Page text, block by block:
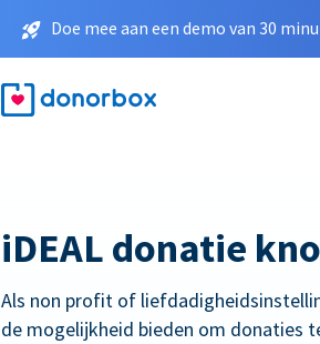
Doe mee aan een demo van 30
iDEAL donatie
Als non profit of
de mogelijkheid bieden om donaties